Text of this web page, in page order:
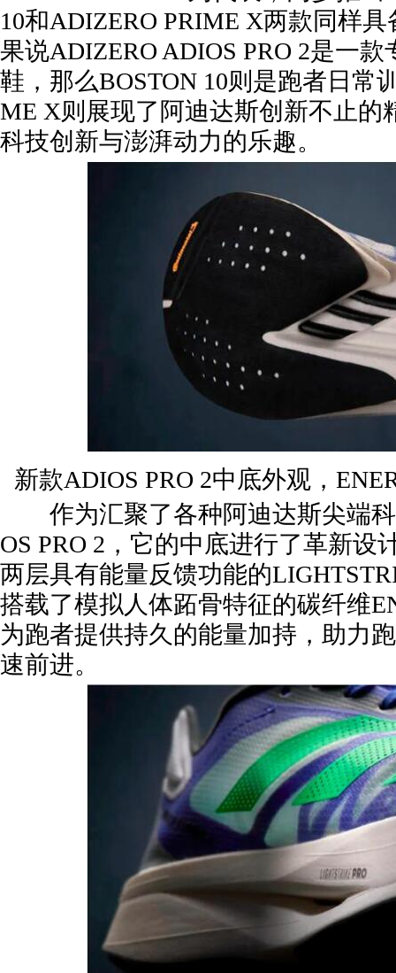
10和ADIZERO PRIME X两款同样
果说ADIZERO ADIOS PRO 2是一
鞋，那么BOSTON 10则是跑者日常
ME X则展现了阿迪达斯创新不止的
科技创新与澎湃动力的乐趣。
新款ADIOS PRO 2中底外观，
作为汇聚了各种阿迪达斯尖端科
OS PRO 2，它的中底进行了革新设
两层具有能量反馈功能的
搭载了模拟人体跖骨特征的碳纤维
为跑者提供持久的能量加持，助力
速前进。